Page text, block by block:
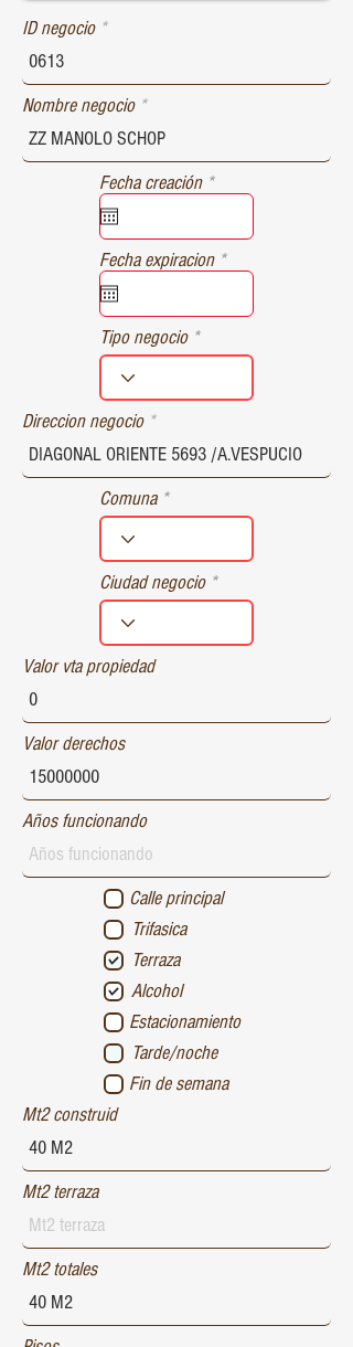
ID negocio
Nombre negocio
Fecha creación *r
e
u
i
d
Fecha expiracion *r
e
u
r
d
Tipo negocio
Direccion negocio
Comuna
Ciudad negocio
Valor vta propiedad
Valor derechos
Años funcionando
Calle principal
Trifasica
Terraza
Alcohol
Estacionamiento
Tarde/noche
Fin de semana
Mt2 construid
Mt2 terraza
Mt2 totales